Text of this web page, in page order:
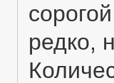
редко,